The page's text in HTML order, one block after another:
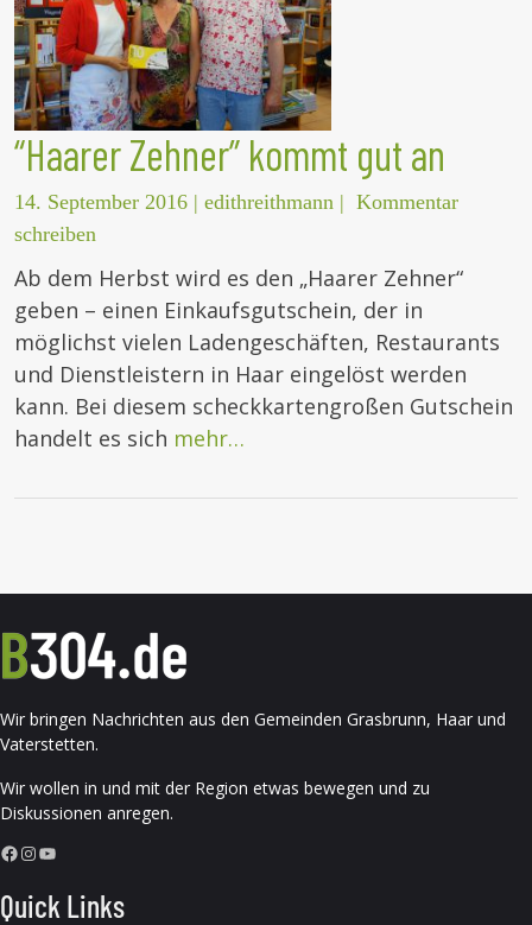
“Haarer Zehner” kommt gut an
14. September 2016 | edithreithmann | Kommentar
schreiben
Ab dem Herbst wird es den „Haarer Zehner“
geben – einen Einkaufsgutschein, der in
möglichst vielen Ladengeschäften, Restaurants
und Dienstleistern in Haar eingelöst werden
kann. Bei diesem scheckkartengroßen Gutschein
handelt es sich mehr…
Wir bringen Nachrichten aus den Gemeinden Grasbrunn, Haar und
Vaterstetten.
Wir wollen in und mit der Region etwas bewegen und zu
Diskussionen anregen.
Facebook InstagramYouTube
Quick Links